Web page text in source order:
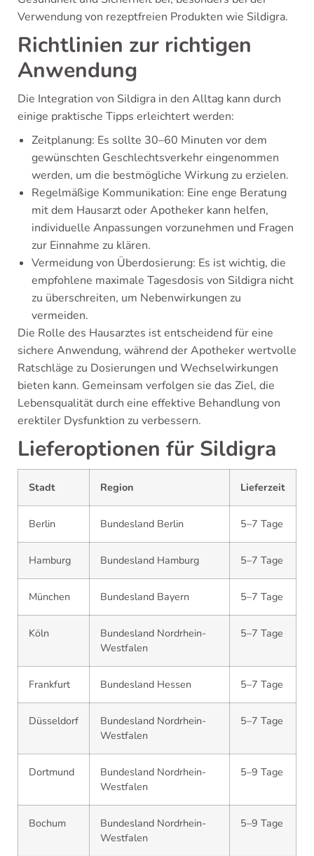
Verwendung von rezeptfreien Produkten wie Sildigra.
Richtlinien zur richtigen
Anwendung
Die Integration von Sildigra in den Alltag kann durch
einige praktische Tipps erleichtert werden:
Zeitplanung: Es sollte 30–60 Minuten vor dem
gewünschten Geschlechtsverkehr eingenommen
werden, um die bestmögliche Wirkung zu erzielen.
Regelmäßige Kommunikation: Eine enge Beratung
mit dem Hausarzt oder Apotheker kann helfen,
individuelle Anpassungen vorzunehmen und Fragen
zur Einnahme zu klären.
Vermeidung von Überdosierung: Es ist wichtig, die
empfohlene maximale Tagesdosis von Sildigra nicht
zu überschreiten, um Nebenwirkungen zu
vermeiden.
Die Rolle des Hausarztes ist entscheidend für eine
sichere Anwendung, während der Apotheker wertvolle
Ratschläge zu Dosierungen und Wechselwirkungen
bieten kann. Gemeinsam verfolgen sie das Ziel, die
Lebensqualität durch eine effektive Behandlung von
erektiler Dysfunktion zu verbessern.
Lieferoptionen für Sildigra
Stadt Region Lieferzeit
Berlin Bundesland Berlin 5–7 Tage
Hamburg Bundesland Hamburg 5–7 Tage
München Bundesland Bayern 5–7 Tage
Köln
Bundesland Nordrhein-
Westfalen
5–7 Tage
Frankfurt Bundesland Hessen 5–7 Tage
Düsseldorf
Bundesland Nordrhein-
Westfalen
5–7 Tage
Dortmund
Bundesland Nordrhein-
Westfalen
5–9 Tage
Bochum
Bundesland Nordrhein-
Westfalen
5–9 Tage